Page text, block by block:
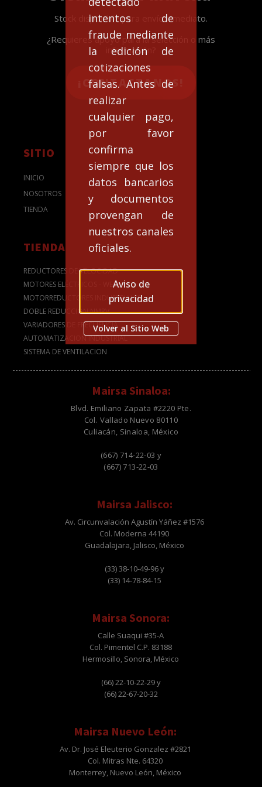
intentos de
fraude mediante
la edición de
cotizaciones
falsas. Antes de
realizar
cualquier pago,
por favor
confirma
siempre que los
datos bancarios
y documentos
provengan de
nuestros canales
oficiales.
Aviso de
privacidad
Volver al Sitio Web
Stock disponible para envío inmediato.
¿Requieres apoyo para la selección o más
información?
¡CONTACTANOS!
SITIO
INICIO
NOSOTROS
TIENDA
TIENDA
REDUCTORES DE VELOCIDAD
MOTORES ELÉCTRICOS - WEG
MOTORREDUCTORES INDUSTRIALES
DOBLE REDUCCIÓN NMRV
VARIADORES DE FRECUENCIA
AUTOMATIZACION INDUSTRIAL
SISTEMA DE VENTILACION
Mairsa Sinaloa:
Blvd. Emiliano Zapata #2220 Pte.
Col. Vallado Nuevo 80110
Culiacán, Sinaloa, México
(667) 714-22-03 y
(667) 713-22-03
Mairsa Jalisco:
Av. Circunvalación Agustín Yáñez #1576
Col. Moderna 44190
Guadalajara, Jalisco, México
(33) 38-10-49-96 y
(33) 14-78-84-15
Mairsa Sonora:
Calle Suaqui #35-A
Col. Pimentel C.P. 83188
Hermosillo, Sonora, México
(66) 22-10-22-29 y
(66) 22-67-20-32
Mairsa Nuevo León:
Av. Dr. José Eleuterio Gonzalez #2821
Col. Mitras Nte. 64320
Monterrey, Nuevo León, México